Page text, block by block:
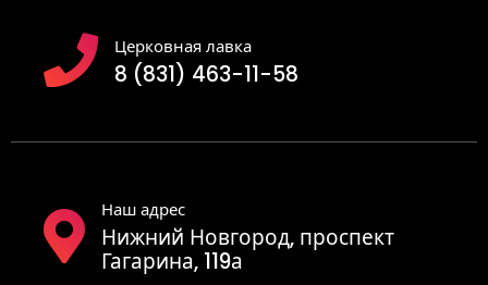
Церковная лавка
8 (831) 463-11-58
Наш адрес
Нижний Новгород, проспект
Гагарина, 119а